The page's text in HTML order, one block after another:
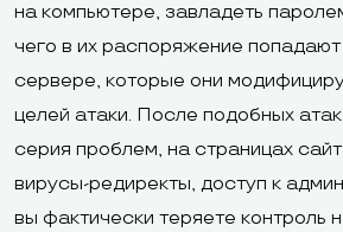
на компьютере, завладеть
чего в их распоряжение
сервере, которые они
целей атаки. После подобных
серия проблем, на страницах
вирусы-редиректы, доступ к
вы фактически теряете контроль